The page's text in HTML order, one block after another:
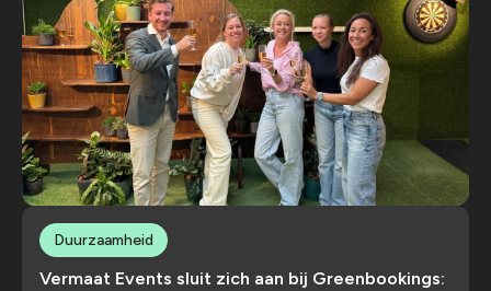
Vermaat Events sluit zich aan bij Greenbookings:
Duurzaamheid